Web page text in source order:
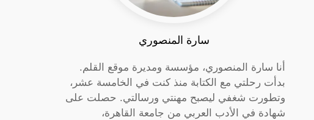
سارة المنصوري
أنا سارة المنصوري، مؤسسة ومديرة موقع القلم.
بدأت رحلتي مع الكتابة منذ كنت في الخامسة عشر،
وتطورت شغفي ليصبح مهنتي ورسالتي. حصلت على
شهادة في الأدب العربي من جامعة القاهرة،